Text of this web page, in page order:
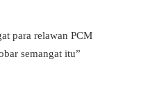
para relawan PCM
semangat itu”